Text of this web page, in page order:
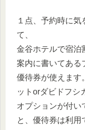
１点、予約時に
て、
金谷ホテルで宿泊
案内に書いてある
優待券が使えます
ットorダビドフシ
オプションが付い
と、優待券は利用